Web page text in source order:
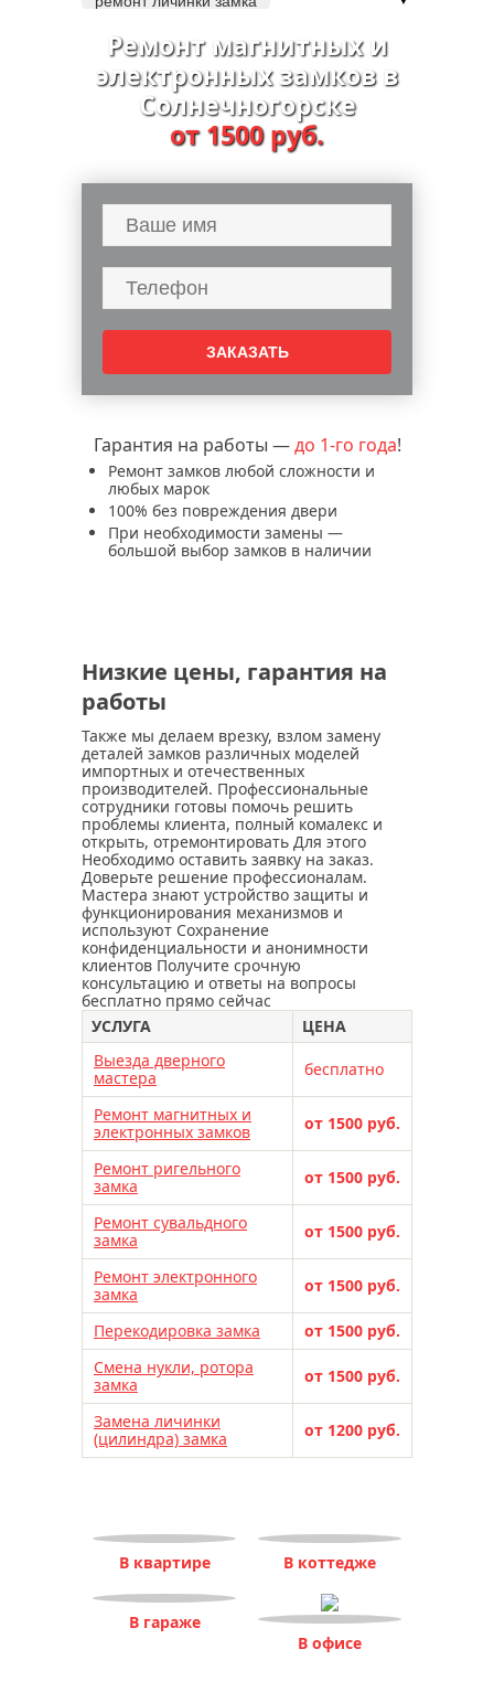
двери
Ремонт магнитных и
электронных замков в
Солнечногорске
от 1500 руб.
Гарантия на работы —до 1-го года!
Ремонт замков любой сложности и
любых марок
100% без повреждения двери
При необходимости замены —
большой выбор замков в наличии
Низкие цены, гарантия на
работы
Также мы делаем врезку, взлом замену
деталей замков различных моделей
импортных и отечественных
производителей. Профессиональные
сотрудники готовы помочь решить
проблемы клиента, полный комалекс и
открыть, отремонтировать Для этого
Необходимо оставить заявку на заказ.
Доверьте решение профессионалам.
Мастера знают устройство защиты и
функционирования механизмов и
используют Сохранение
конфиденциальности и анонимности
клиентов Получите срочную
консультацию и ответы на вопросы
бесплатно прямо сейчас
УСЛУГА
ЦЕНА
Выезда дверного
мастера
бесплатно
Ремонт магнитных и
электронных замков
от 1500 руб.
Ремонт ригельного
замка
от 1500 руб.
Ремонт сувальдного
замка
от 1500 руб.
Ремонт электронного
замка
от 1500 руб.
Перекодировка замка
от 1500 руб.
Смена нукли, ротора
замка
от 1500 руб.
Замена личинки
(цилиндра) замка
от 1200 руб.
В квартире В коттедже
В гараже
В офисе